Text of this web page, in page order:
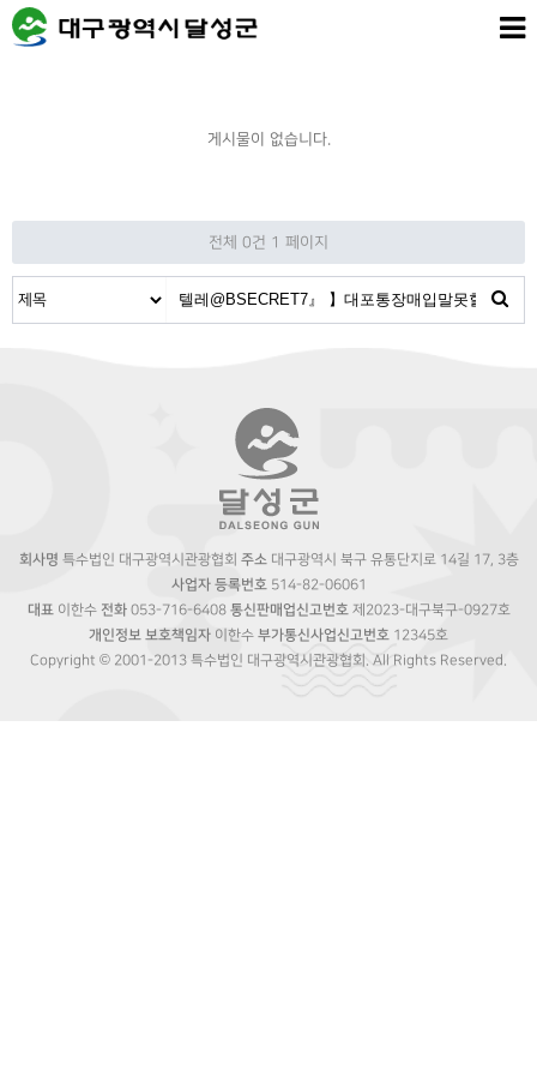
게시물이 없습니다.
전체 0건 1 페이지
회사명 특수법인 대구광역시관광협회 주소대구광역시 북구 유통단지로 14길 17, 3층
사업자 등록번호514-82-06061
대표이한수 전화053-716-6408 통신판매업신고번호제2023-대구북구-0927호
개인정보 보호책임자 이한수 부가통신사업신고번호 12345호
Copyright © 2001-2013 특수법인 대구광역시관광협회. All Rights Reserved.